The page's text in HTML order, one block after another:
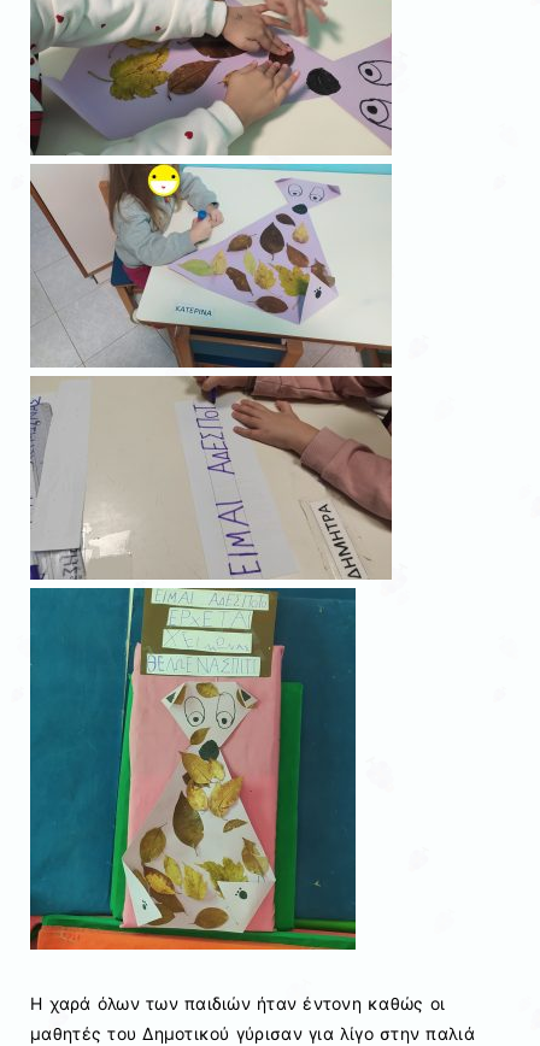
Η χαρά όλων των παιδιών ήταν έντονη καθώς οι
μαθητές του Δημοτικού γύρισαν για λίγο στην παλιά